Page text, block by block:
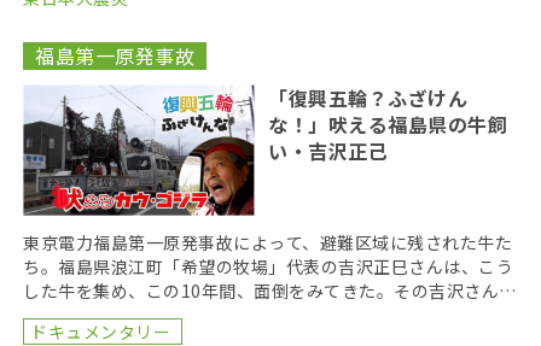
福島第一原発事故
「復興五輪？ふざけん
な！」吠える福島県の牛飼
い・吉沢正己
東京電力福島第一原発事故によって、避難区域に残された牛た
ち。福島県浪江町「希望の牧場」代表の吉沢正巳さんは、こう
した牛を集め、この10年間、面倒をみてきた。その吉沢さんが
今、怒りの矛先を向けているのが「東京五輪」だ。 「 […]
ドキュメンタリー